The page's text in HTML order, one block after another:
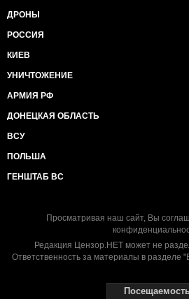
ДРОНЫ
РОССИЯ
КИЕВ
УНИЧТОЖЕНИЕ
АРМИЯ РФ
ДОНЕЦКАЯ ОБЛАСТЬ
ВСУ
ПОЛЬША
ГЕНШТАБ ВС
Просматривая наш сайт, Вы
Редакция Цензор.НЕТ может не
Ответственность за материалы в разделе